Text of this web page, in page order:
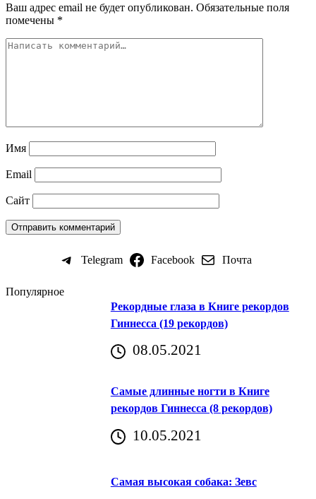
Ваш адрес email не будет опубликован. Обязательные поля
помечены *
Имя
Email
Сайт
Telegram Facebook Почта
Популярное
Рекордные глаза в Книге рекордов
Гиннесса (19 рекордов)
08.05.2021
Самые длинные ногти в Книге
рекордов Гиннесса (8 рекордов)
10.05.2021
Самая высокая собака: Зевс